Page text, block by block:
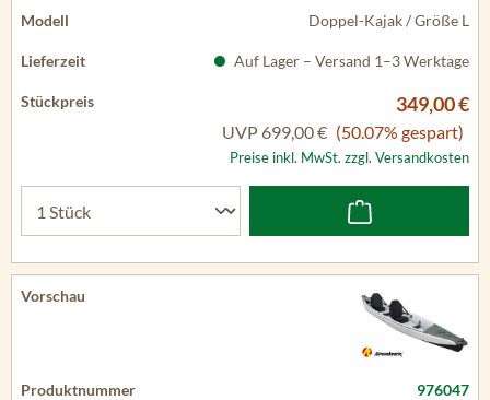
Doppel-Kajak / Größe L
Auf Lager – Versand 1–3 Werktage
349,00 €
UVP 699,00 € (50.07% gespart)
Preise inkl. MwSt. zzgl. Versandkosten
976047